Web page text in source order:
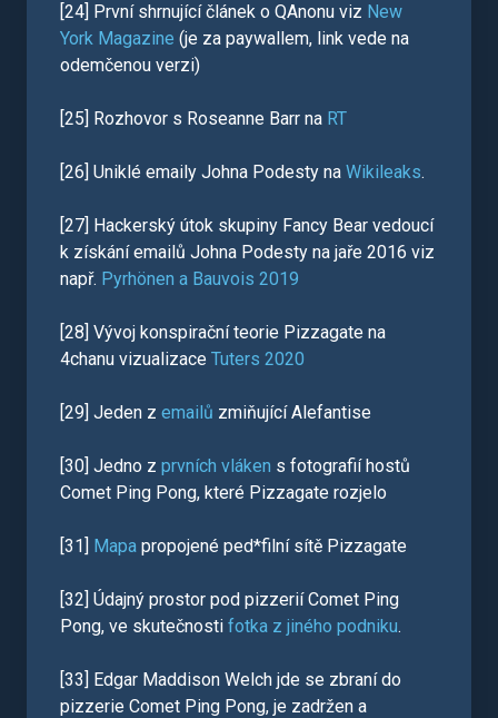
[24] První shrnující článek o QAnonu viz New
York Magazine (je za paywallem, link vede na
odemčenou verzi)
[25] Rozhovor s Roseanne Barr na RT
[26] Uniklé emaily Johna Podesty na Wikileaks.
[27] Hackerský útok skupiny Fancy Bear vedoucí
k získání emailů Johna Podesty na jaře 2016 viz
např. Pyrhönen a Bauvois 2019
[28] Vývoj konspirační teorie Pizzagate na
4chanu vizualizace Tuters 2020
[29] Jeden z emailů zmiňující Alefantise
[30] Jedno z prvních vláken s fotografií hostů
Comet Ping Pong, které Pizzagate rozjelo
[31] Mapa propojené ped*filní sítě Pizzagate
[32] Údajný prostor pod pizzerií Comet Ping
Pong, ve skutečnosti fotka z jiného podniku.
[33] Edgar Maddison Welch jde se zbraní do
pizzerie Comet Ping Pong, je zadržen a